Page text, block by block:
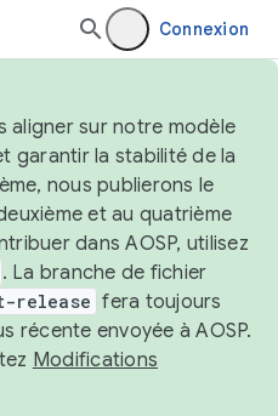
Connexion
aligner sur notre modèle
garantir la stabilité de la
nous publierons le
et au quatrième
dans AOSP, utilisez
. La branche de fichier
release fera toujours
récente envoyée à AOSP.
Modifications